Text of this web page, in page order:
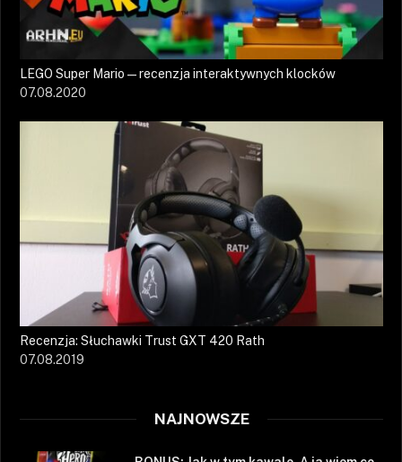
LEGO Super Mario — recenzja interaktywnych klocków
07.08.2020
Recenzja: Słuchawki Trust GXT 420 Rath
07.08.2019
NAJNOWSZE